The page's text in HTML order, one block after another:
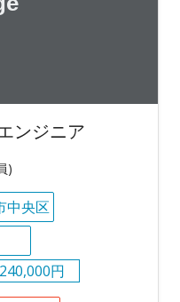
ンジニア
)
中央区
円